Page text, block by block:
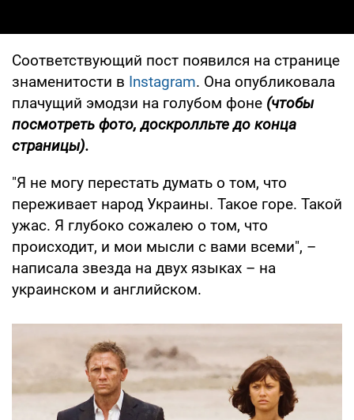
Соответствующий пост появился на странице
знаменитости в Instagram. Она опубликовала
плачущий эмодзи на голубом фоне (чтобы
посмотреть фото, доскролльте до конца
страницы).
"Я не могу перестать думать о том, что
переживает народ Украины. Такое горе. Такой
ужас. Я глубоко сожалею о том, что
происходит, и мои мысли с вами всеми", –
написала звезда на двух языках – на
украинском и английском.